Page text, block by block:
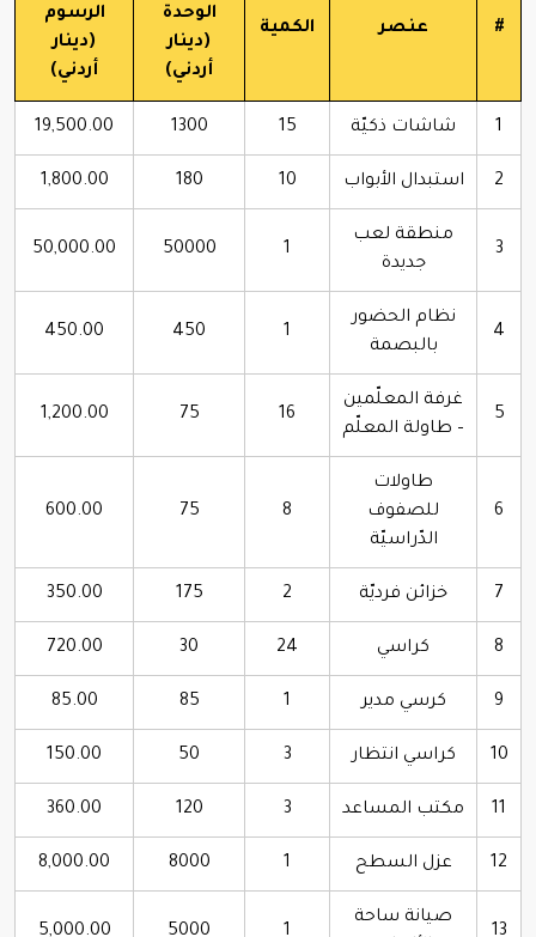
# عنصر الكمية
الوحدة
(دينار
أردني)
الرسوم
(دينار
أردني)
1 شاشات ذكيّة 15
1300
19,500.00
2 استبدال الأبواب 10
180
1,800.00
3
منطقة لعب
جديدة
1
50000
50,000.00
4
نظام الحضور
بالبصمة
1
450
450.00
5
غرفة المعلّمين
– طاولة المعلّم
16
75
1,200.00
6
طاولات
للصفوف
الدّراسيّة
8
75
600.00
7 خزائن فرديّة 2
175
350.00
8 كراسي 24
30
720.00
9 كرسي مدير 1
85
85.00
10 كراسي انتظار 3
50
150.00
11 مكتب المساعد 3
120
360.00
12 عزل السطح 1
8000
8,000.00
13
صيانة ساحة
1
5000
5,000.00